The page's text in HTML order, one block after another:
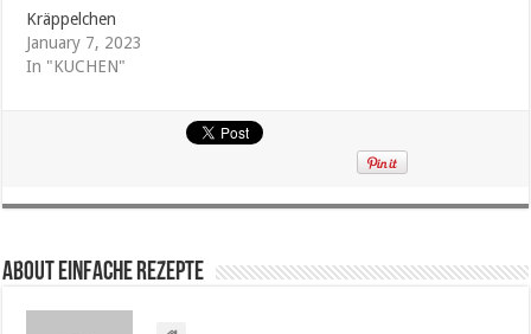
Kräppelchen
January 7, 2023
In "KUCHEN"
About Einfache Rezepte